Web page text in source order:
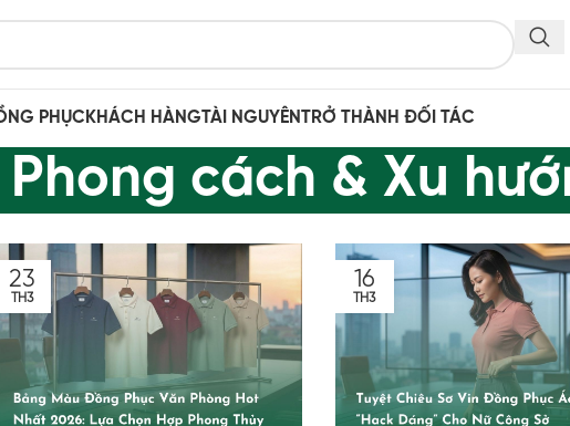
PHỤC KHÁCH HÀNGTÀI NGUYÊNTRỞ THÀNH ĐỐI TÁC
Phong cách & Xu
23
TH3
16
TH3